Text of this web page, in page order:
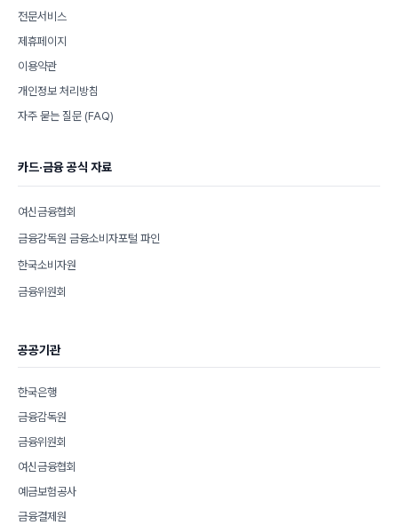
전문서비스
제휴페이지
이용약관
개인정보 처리방침
자주 묻는 질문 (FAQ)
카드·금융 공식 자료
여신금융협회
금융감독원 금융소비자포털 파인
한국소비자원
금융위원회
공공기관
한국은행
금융감독원
금융위원회
여신금융협회
예금보험공사
금융결제원